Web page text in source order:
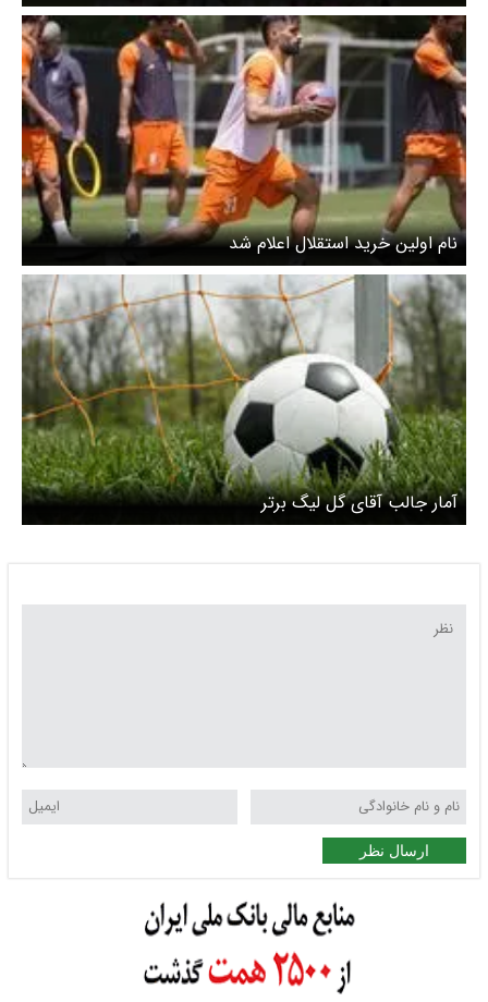
نام اولین خرید استقلال اعلام شد
آمار جالب آقای گل لیگ برتر
ارسال نظر